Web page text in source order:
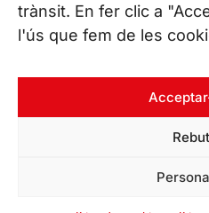
trànsit. En fer clic a
l'ús que fem de les